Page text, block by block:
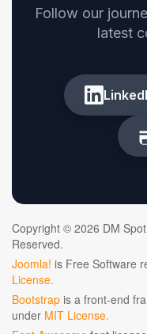
Follow our
latest
Copyright © 2026 DM
Reserved.
Joomla! is Free Software
License.
Bootstrap is a front-end
under MIT License.